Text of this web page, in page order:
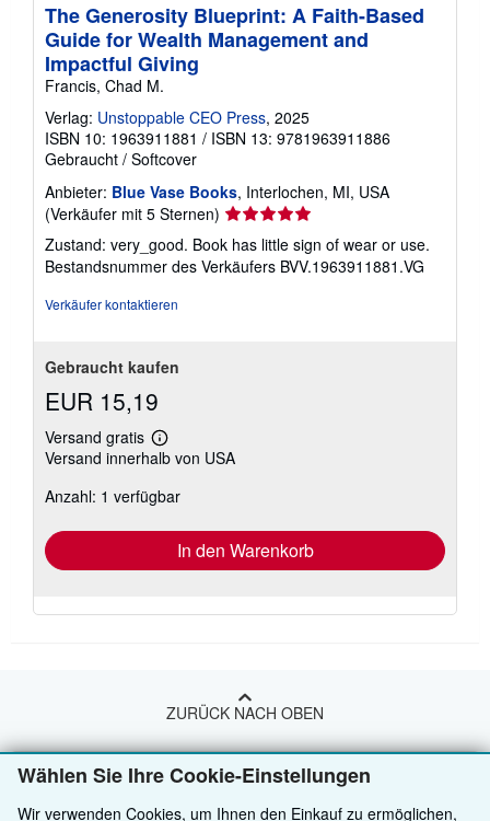
Wählen Sie Ihre Cookie-Einstellungen
Wir verwenden Cookies, um Ihnen den Einkauf zu ermöglichen,
The Generosity Blueprint: A Faith-Based
Guide for Wealth Management and
Impactful Giving
Francis, Chad M.
Verlag: Unstoppable CEO Press, 2025
ISBN 10: 1963911881 / ISBN 13: 9781963911886
Gebraucht / Softcover
Anbieter: Blue Vase Books, Interlochen, MI, USA
(Verkäufer mit 5 Sternen) Verkäuferbewertung
von
5
Zustand: very_good. Book has little sign of wear or use.
Bestandsnummer des Verkäufers BVV.1963911881.VG
Verkäufer kontaktieren
Gebraucht kaufen
EUR 15,19
Versand gratis
Weitere
Informationen
Versandkosten
Versand innerhalb von USA
Anzahl: 1 verfügbar
In den Warenkorb
ZURÜCK NACH OBEN
Kaufen
Detailsuche
Anbieten